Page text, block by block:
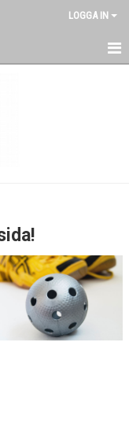
LOGGA IN